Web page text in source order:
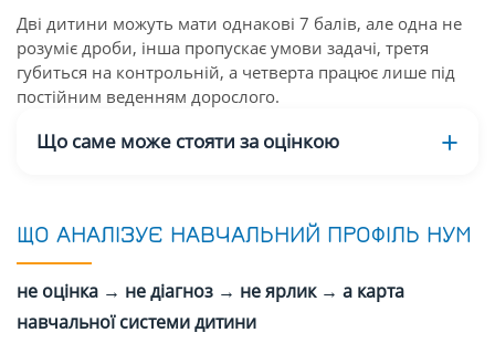
Дві дитини можуть мати однакові 7 балів, але одна не
розуміє дроби, інша пропускає умови задачі, третя
губиться на контрольній, а четверта працює лише під
постійним веденням дорослого.
Що саме може стояти за оцінкою
ЩО АНАЛІЗУЄ НАВЧАЛЬНИЙ ПРОФІЛЬ НУМ
не оцінка → не діагноз → не ярлик → а карта
навчальної системи дитини